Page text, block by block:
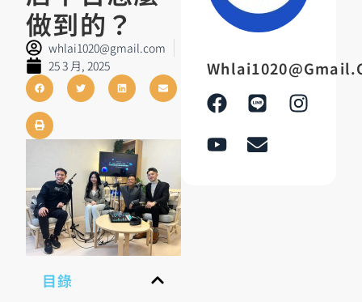
做到的？
whlai1020@gmail.com
25 3 月, 2025
目錄